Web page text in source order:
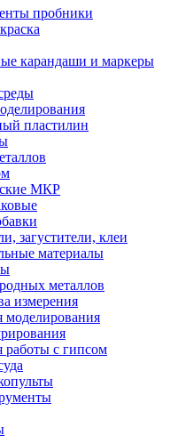
пробники
карандаши и маркеры
пластилин
МКР
загустители, клеи
материалы
металлов
измерения
моделирования
с гипсом